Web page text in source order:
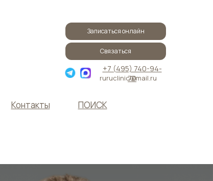
+7 (495) 740-94-
70
ruruclinic@mail.ru
Связаться
Записаться онлайн
ПОИСК
Контакты